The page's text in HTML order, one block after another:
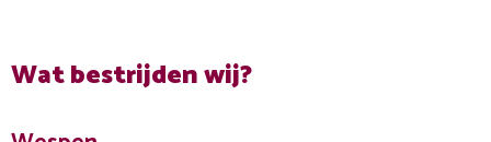
Wat bestrijden wij?